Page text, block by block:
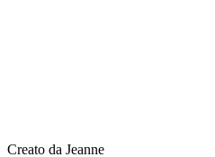
Creato da Jeanne